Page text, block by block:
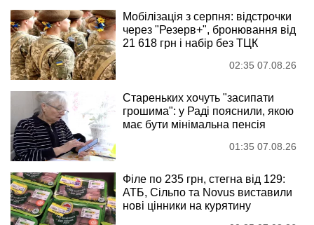
Мобілізація з серпня: відстрочки
через "Резерв+", бронювання від
21 618 грн і набір без ТЦК
02:35 07.08.26
Стареньких хочуть "засипати
грошима": у Раді пояснили, якою
має бути мінімальна пенсія
01:35 07.08.26
Філе по 235 грн, стегна від 129:
АТБ, Сільпо та Novus виставили
нові цінники на курятину